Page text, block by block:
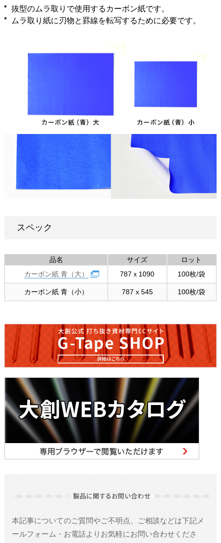
抜型のムラ取りで使用するカーボン紙です。
ムラ取り紙に刃物と罫線を転写するために必要です。
スペック
品名 サイズ
ロット
カーボン紙 青（大）
787ｘ1090 100枚/袋
カーボン紙 青（小） 787 x 545 100枚/袋
本記事についてのご質問やご不明点、ご相談などは下記メ
ールフォーム・お電話よりお気軽にお問い合わせくださ